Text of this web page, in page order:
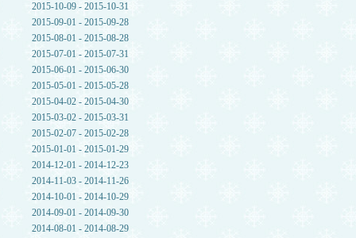
2015-10-09 - 2015-10-31
2015-09-01 - 2015-09-28
2015-08-01 - 2015-08-28
2015-07-01 - 2015-07-31
2015-06-01 - 2015-06-30
2015-05-01 - 2015-05-28
2015-04-02 - 2015-04-30
2015-03-02 - 2015-03-31
2015-02-07 - 2015-02-28
2015-01-01 - 2015-01-29
2014-12-01 - 2014-12-23
2014-11-03 - 2014-11-26
2014-10-01 - 2014-10-29
2014-09-01 - 2014-09-30
2014-08-01 - 2014-08-29